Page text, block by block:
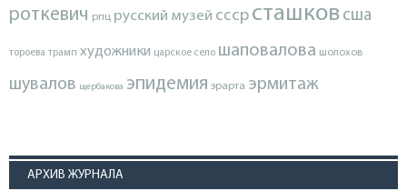
роткевич рпц русский музей ссср сташков сша
тороева трамп художники царское село шаповалова шолохов
шувалов щербакова эпидемия эрарта эрмитаж
АРХИВ ЖУРНАЛА